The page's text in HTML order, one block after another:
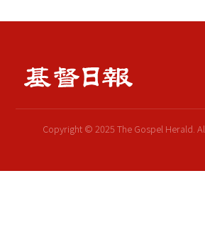
Copyright © 2025 The Gospel Herald.